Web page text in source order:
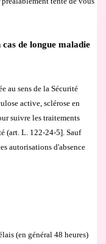
cas de longue maladie
e au sens de la Sécurité
active, sclérose en
suivre les traitements
é (art. L. 122-24-5]. Sauf
autorisations d'absence
lais (en général 48 heures)